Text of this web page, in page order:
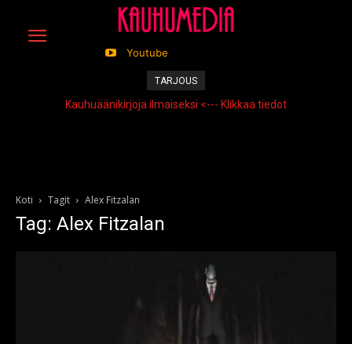
Youtube
TARJOUS
Kauhuäänikirjoja ilmaiseksi <--- Klikkaa tiedot
Koti Tagit Alex Fitzalan
Tag: Alex Fitzalan